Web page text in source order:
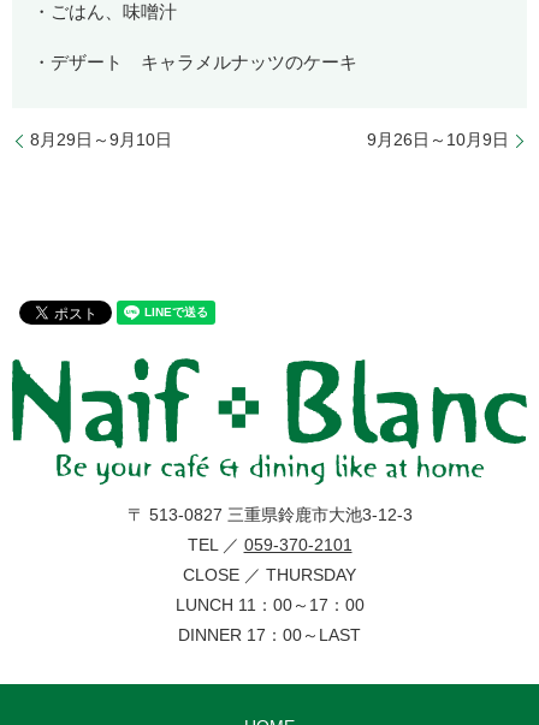
・ごはん、味噌汁
・デザート キャラメルナッツのケーキ
8月29日～9月10日 9月26日～10月9日
〒 513-0827 三重県鈴鹿市大池3-12-3
TEL ／ 059-370-2101
CLOSE ／ THURSDAY
LUNCH 11：00～17：00
DINNER 17：00～LAST